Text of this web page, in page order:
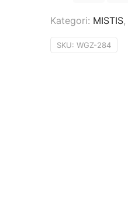
Kategori: MISTIS,
SKU: WGZ-284